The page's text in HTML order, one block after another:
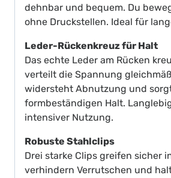
dehnbar und bequem. Du
ohne Druckstellen. Ideal für
Leder-Rückenkreuz für Halt
Das echte Leder am Rücken
verteilt die Spannung
widersteht Abnutzung und
formbeständigen Halt.
intensiver Nutzung.
Robuste Stahlclips
Drei starke Clips greifen sicher
verhindern Verrutschen und